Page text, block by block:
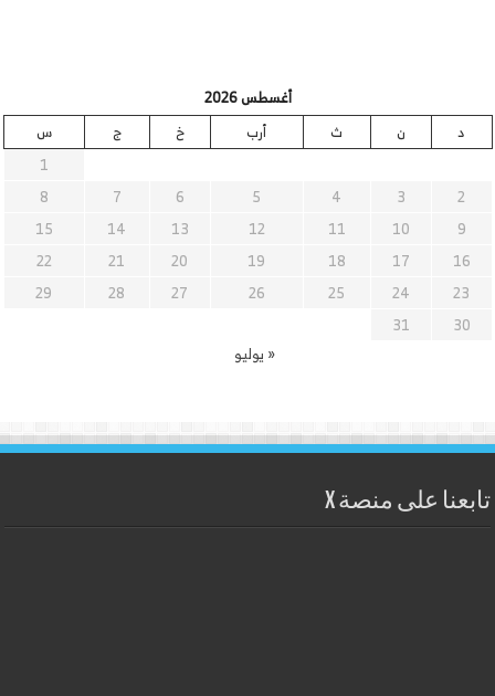
أغسطس 2026
د
ن ث أرب خ ج
س
1
2
3
4
5
6
7
8
9
10
11
12
13
14
15
16
17
18
19
20
21
22
23
24
25
26
27
28
29
30
31
« يوليو
تابعنا على منصة X